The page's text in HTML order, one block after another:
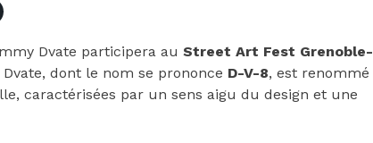
Dvate participera au Street Art Fest Grenoble-
dont le nom se prononce D-V-8, est renommé
caractérisées par un sens aigu du design et une